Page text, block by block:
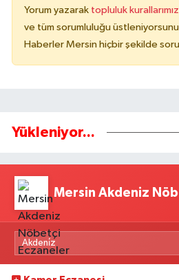
Yorum yazarak topluluk
ve tüm sorumluluğu
Haberler Mersin hiçbir şekilde
Yükleniyor...
Mersin Akdeniz